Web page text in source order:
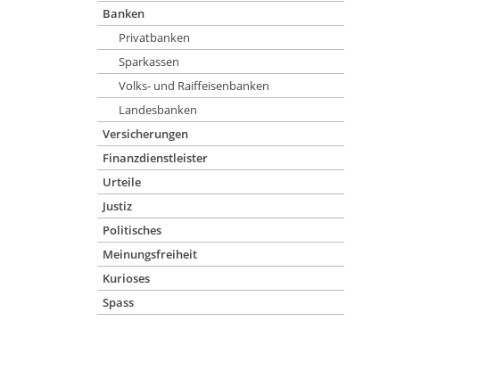
Banken
Privatbanken
Sparkassen
Volks- und Raiffeisenbanken
Landesbanken
Versicherungen
Finanzdienstleister
Urteile
Justiz
Politisches
Meinungsfreiheit
Kurioses
Spass